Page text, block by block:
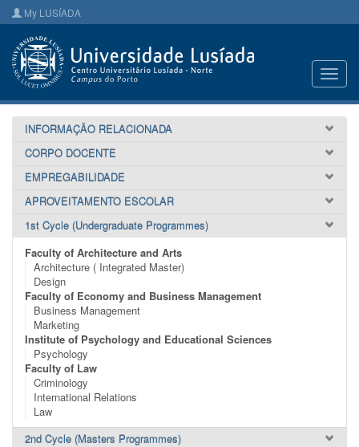
My LUSÍADA
INFORMAÇÃO RELACIONADA
CORPO DOCENTE
EMPREGABILIDADE
APROVEITAMENTO ESCOLAR
1st Cycle (Undergraduate Programmes)
Faculty of Architecture and Arts
Architecture ( Integrated Master)
Design
Faculty of Economy and Business Management
Business Management
Marketing
Institute of Psychology and Educational Sciences
Psychology
Faculty of Law
Criminology
International Relations
Law
2nd Cycle (Masters Programmes)